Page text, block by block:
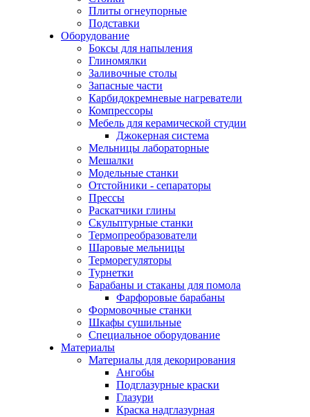
Плиты огнеупорные
Подставки
Оборудование
Боксы для напыления
Глиномялки
Заливочные столы
Запасные части
Карбидокремневые нагреватели
Компрессоры
Мебель для керамической студии
Джокерная система
Мельницы лабораторные
Мешалки
Модельные станки
Отстойники - сепараторы
Прессы
Раскатчики глины
Скульптурные станки
Термопреобразователи
Шаровые мельницы
Терморегуляторы
Турнетки
Барабаны и стаканы для помола
Фарфоровые барабаны
Формовочные станки
Шкафы сушильные
Специальное оборудование
Материалы
Материалы для декорирования
Ангобы
Подглазурные краски
Глазури
Краска надглазурная